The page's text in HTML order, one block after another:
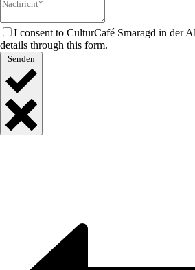
I consent to CulturCafé Smaragd in der
details through this form.
Senden